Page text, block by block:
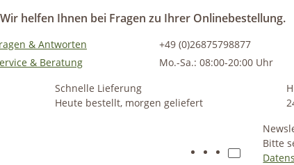
Wir helfen Ihnen bei Fragen zu Ihrer Onlinebestellung.
& Antworten
& Beratung
+49 (0)26875798877
Mo.-Sa.: 08:00-20:00 Uhr
Schnelle Lieferung
Heute bestellt, morgen geliefert
Bitte